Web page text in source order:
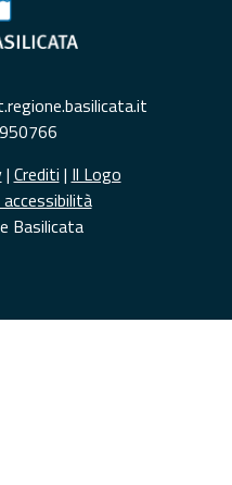
| Crediti | Il Logo
Basilicata